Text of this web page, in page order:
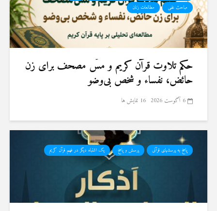
مباحث علمی
مطالعات زنان
حكم تلاوت قرآن كريم و مسّ مصحف برای زن
حائض، نفساء و شخص بی‌وضو
6 آگوست 2026 16 نمایش ها
پاسخ به پرسشهای قرآنی پرسش و پاسخ یک اشتباه دیگر در فهم قرآن کریم